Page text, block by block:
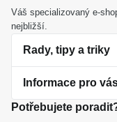
Váš specializovaný e-
nejbližší.
Rady, tipy a triky
O perlách
Jak vybrat perlový šperk
Informace pro
Potřebujete